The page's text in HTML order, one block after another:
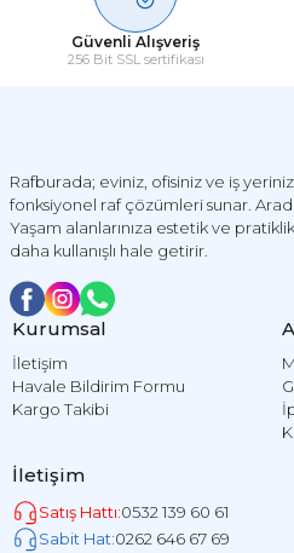
Güvenli Alışveriş
256 Bit SSL sertifikası
Rafburada; eviniz, ofisiniz ve iş yeriniz
fonksiyonel raf çözümleri sunar.
Yaşam alanlarınıza estetik ve
daha kullanışlı hale getirir.
Kurumsal
İletişim
Havale Bildirim Formu
Kargo Takibi
İletişim
Satış Hattı:0532 139 60 61
Sabit Hat:0262 646 67 69